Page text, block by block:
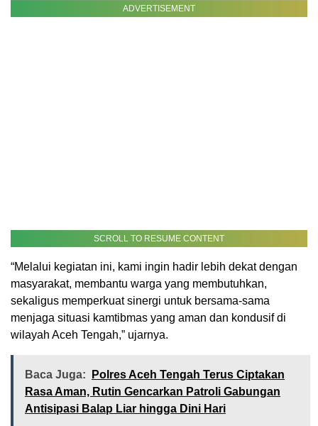
ADVERTISEMENT
SCROLL TO RESUME CONTENT
“Melalui kegiatan ini, kami ingin hadir lebih dekat dengan
masyarakat, membantu warga yang membutuhkan,
sekaligus memperkuat sinergi untuk bersama-sama
menjaga situasi kamtibmas yang aman dan kondusif di
wilayah Aceh Tengah,” ujarnya.
Baca Juga:
Polres Aceh Tengah Terus Ciptakan
Rasa Aman, Rutin Gencarkan Patroli Gabungan
Antisipasi Balap Liar hingga Dini Hari